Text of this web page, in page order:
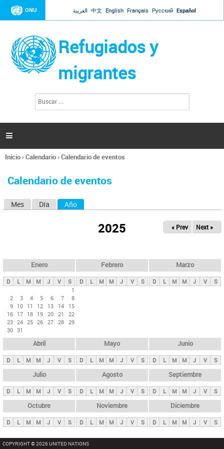
Jump to navigation
ONU العربية 中文 English Français Русский Español
Refugiados y
migrantes
l
d
s

Se
usted
Inicio›Calendario›Calendario de eventos
Calendario de eventos
s
p
n
c
i
p
l
e
s
Mes Día Año
2025 « Prev Next »
Enero
D L M M J V
S
1
2
3 4 5 6 7
8
9 10 11 12 13 14
15
16 17 18 19 20 21
22
23 24 25 26 27 28 29
30 31
Febrero
D L M M J V S
Marzo
D L M M J V S
Abril
D L M M J V S
Mayo
D L M M J V S
Junio
D L M M J V S
Julio
D L M M J V S
Agosto
D L M M J V S
Septiembre
D L M M J V S
Octubre
D L M M J V S
Noviembre
D L M M J V S
Diciembre
D L M M J V S
COPYRIGHT © 2026 UNITED NATIONS